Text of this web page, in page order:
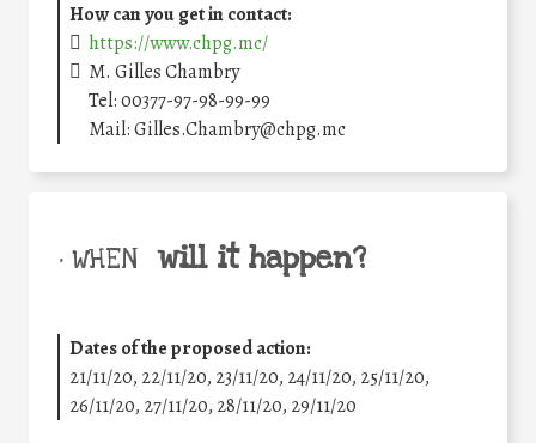
How can you get in contact:
https://www.chpg.mc/
M. Gilles Chambry
Tel: 00377-97-98-99-99
Mail: Gilles.Chambry@chpg.mc
• WHEN will it happen?
Dates of the proposed action:
21/11/20, 22/11/20, 23/11/20, 24/11/20, 25/11/20,
26/11/20, 27/11/20, 28/11/20, 29/11/20